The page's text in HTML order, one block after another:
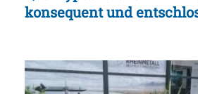
konsequent und